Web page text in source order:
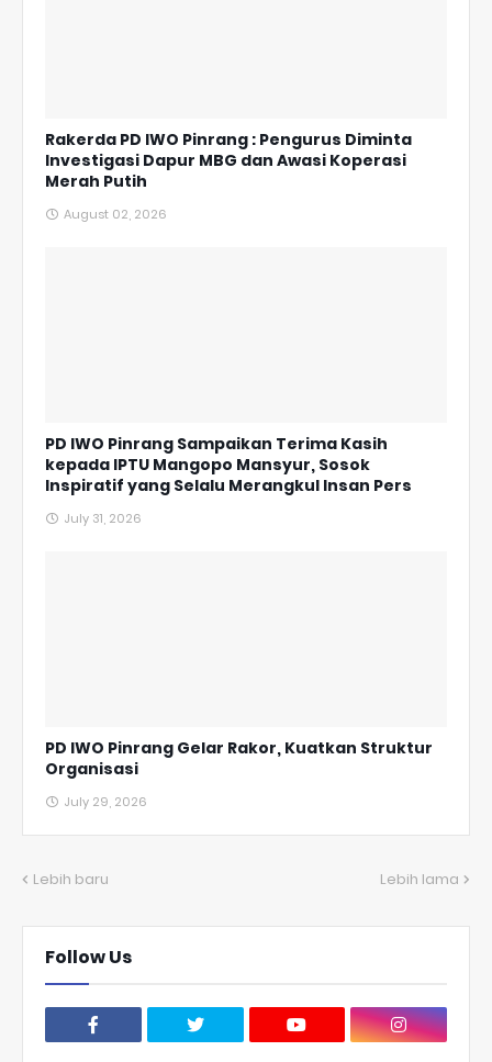
Rakerda PD IWO Pinrang : Pengurus Diminta
Investigasi Dapur MBG dan Awasi Koperasi
Merah Putih
August 02, 2026
PD IWO Pinrang Sampaikan Terima Kasih
kepada IPTU Mangopo Mansyur, Sosok
Inspiratif yang Selalu Merangkul Insan Pers
July 31, 2026
PD IWO Pinrang Gelar Rakor, Kuatkan Struktur
Organisasi
July 29, 2026
Lebih baru Lebih lama
Follow Us